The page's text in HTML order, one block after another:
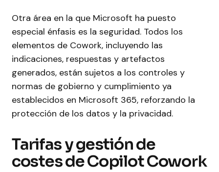
Otra área en la que Microsoft ha puesto
especial énfasis es la seguridad. Todos los
elementos de Cowork, incluyendo las
indicaciones, respuestas y artefactos
generados, están sujetos a los controles y
normas de gobierno y cumplimiento ya
establecidos en Microsoft 365, reforzando la
protección de los datos y la privacidad.
Tarifas y gestión de
costes de Copilot Cowork